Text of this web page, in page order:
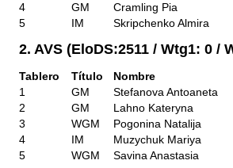
4
GM Cramling Pia
5
IM Skripchenko Almira
2. AVS (EloDS:2511 / Wtg1: 0 /
Tablero Título Nombre
1
GM Stefanova Antoaneta
2
GM Lahno Kateryna
3
WGM Pogonina Natalija
4
IM Muzychuk Mariya
5
WGM Savina Anastasia